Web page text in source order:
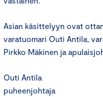
Asian käsittelyyn ovat
varatuomari Outi Antila,
Pirkko Mäkinen ja
Outi Antila
puheenjohtaja